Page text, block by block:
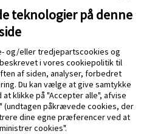
teknologier på denne
og/eller tredjepartscookies og
i vores cookiepolitik til
af siden, analyser, forbedret
Du kan vælge at give samtykke
klikke på "Accepter alle", afvise
(undtagen påkrævede cookies, der
dine egne præferencer ved at
cookies".